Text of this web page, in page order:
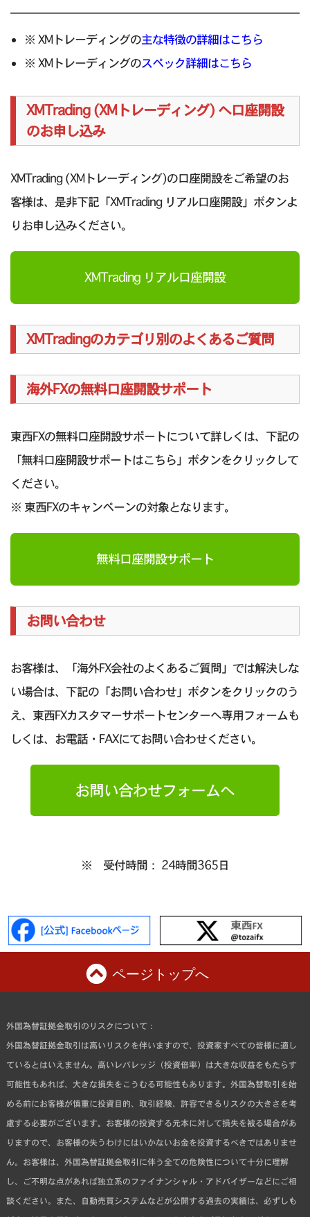
※ XMトレーディングの主な特徴の詳細はこちら
※ XMトレーディングのスペック詳細はこちら
XMTrading (XMトレーディング) へ口座開設
のお申し込み
XMTrading (XMトレーディング)の口座開設をご希望のお
客様は、是非下記「XMTrading リアル口座開設」ボタンよ
りお申し込みください。
XMTrading リアル口座開設
XMTradingのカテゴリ別のよくあるご質問
海外FXの無料口座開設サポート
東西FXの無料口座開設サポートについて詳しくは、下記の
「無料口座開設サポートはこちら」ボタンをクリックして
ください。
※ 東西FXのキャンペーンの対象となります。
無料口座開設サポート
お問い合わせ
お客様は、「海外FX会社のよくあるご質問」では解決しな
い場合は、下記の「お問い合わせ」ボタンをクリックのう
え、東西FXカスタマーサポートセンターへ専用フォームも
しくは、お電話・FAXにてお問い合わせください。
お問い合わせフォームへ
※ 受付時間： 24時間365日
ページトップへ
外国為替証拠金取引のリスクについて：
外国為替証拠金取引は高いリスクを伴いますので、投資家すべての皆様に適し
ているとはいえません。高いレバレッジ（投資倍率）は大きな収益をもたらす
可能性もあれば、大きな損失をこうむる可能性もあります。外国為替取引を始
める前にお客様が慎重に投資目的、取引経験、許容できるリスクの大きさを考
慮する必要がございます。お客様の投資する元本に対して損失を被る場合があ
りますので、お客様の失うわけにはいかないお金を投資するべきではありませ
ん。お客様は、外国為替証拠金取引に伴う全ての危険性について十分に理解
し、ご不明な点があれば独立系のファイナンシャル・アドバイザーなどにご相
談ください。また、自動売買システムなどが公開する過去の実績は、必ずしも